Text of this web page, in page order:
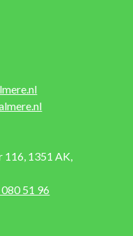
116, 1351 AK,
51 96